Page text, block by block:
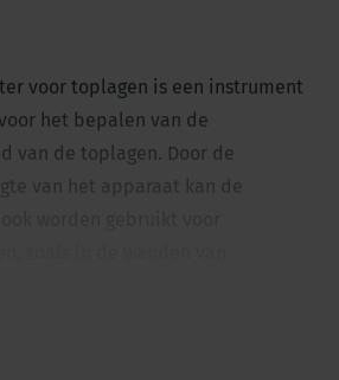
voor toplagen is een instrument
het bepalen van de
van de toplagen. Door de
van het apparaat kan de